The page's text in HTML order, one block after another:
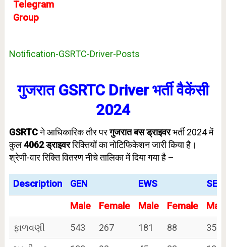
Telegram
Group
Notification-GSRTC-Driver-Posts
गुजरात GSRTC Driver भर्ती वैकेंसी
2024
GSRTCने आधिकारिक तौर परगुजरात बस ड्राइवरभर्ती 2024 में
कुल4062ड्राइवररिक्तियों का नोटिफिकेशन जारी किया है।
श्रेणी-वार रिक्ति वितरण नीचे तालिका में दिया गया है –
Description GEN EWS
Male
Female Male Female
ફાળવણી 543 267 181 88
356